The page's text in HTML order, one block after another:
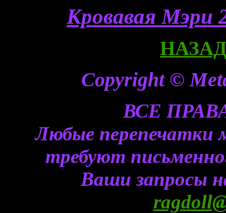
Кровавая Мэри
НАЗАД
Copyright ©
ВСЕ
Любые перепечатки
требуют
Ваши запросы